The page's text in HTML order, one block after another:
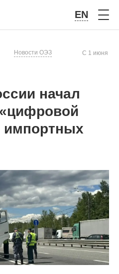
EN
Новости ОЭЗ С 1 июня в
начал
импортных